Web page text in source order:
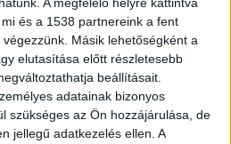
és a 1538 partnereink a fent
Másik lehetőségként a
elutasítása előtt részletesebb
beállításait.
adatainak bizonyos
szükséges az Ön hozzájárulása, de
jellegű adatkezelés ellen. A
a koronavírus. Kórházba
bíztak abban, hogy a
kattintva éred el!